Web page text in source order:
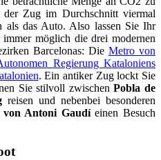
der Zug im Durchschnitt viermal
als das Auto. Also lassen Sie Ihr
möglich die drei modernen
Barcelonas: Die Metro von
Regierung Kataloniens
. Ein antiker Zug lockt Sie
Sie stilvoll zwischenPobla de
reisen und nebenbei besonderen
von Antoni Gaudíeinen Besuch